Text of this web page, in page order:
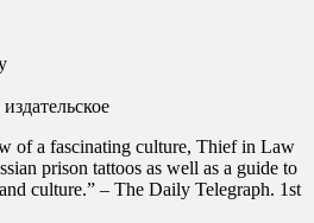
of a fascinating culture, Thief in Law
prison tattoos as well as a guide to
culture.” – The Daily Telegraph. 1st